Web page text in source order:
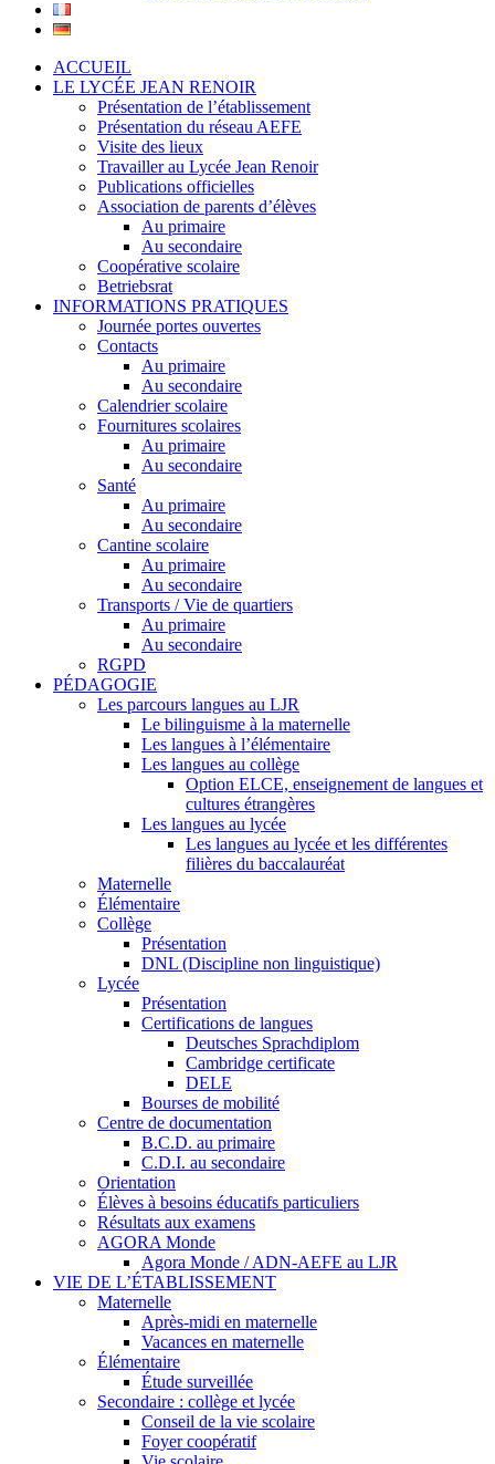
ACCUEIL
LE LYCÉE JEAN RENOIR
Présentation de l’établissement
Présentation du réseau AEFE
Visite des lieux
Travailler au Lycée Jean Renoir
Publications officielles
Association de parents d’élèves
Au primaire
Au secondaire
Coopérative scolaire
Betriebsrat
INFORMATIONS PRATIQUES
Journée portes ouvertes
Contacts
Au primaire
Au secondaire
Calendrier scolaire
Fournitures scolaires
Au primaire
Au secondaire
Santé
Au primaire
Au secondaire
Cantine scolaire
Au primaire
Au secondaire
Transports / Vie de quartiers
Au primaire
Au secondaire
RGPD
PÉDAGOGIE
Les parcours langues au LJR
Le bilinguisme à la maternelle
Les langues à l’élémentaire
Les langues au collège
Option ELCE, enseignement de langues et
cultures étrangères
Les langues au lycée
Les langues au lycée et les différentes
filières du baccalauréat
Maternelle
Élémentaire
Collège
Présentation
DNL (Discipline non linguistique)
Lycée
Présentation
Certifications de langues
Deutsches Sprachdiplom
Cambridge certificate
DELE
Bourses de mobilité
Centre de documentation
B.C.D. au primaire
C.D.I. au secondaire
Orientation
Élèves à besoins éducatifs particuliers
Résultats aux examens
AGORA Monde
Agora Monde / ADN-AEFE au LJR
VIE DE L’ÉTABLISSEMENT
Maternelle
Après-midi en maternelle
Vacances en maternelle
Élémentaire
Étude surveillée
Secondaire : collège et lycée
Conseil de la vie scolaire
Foyer coopératif